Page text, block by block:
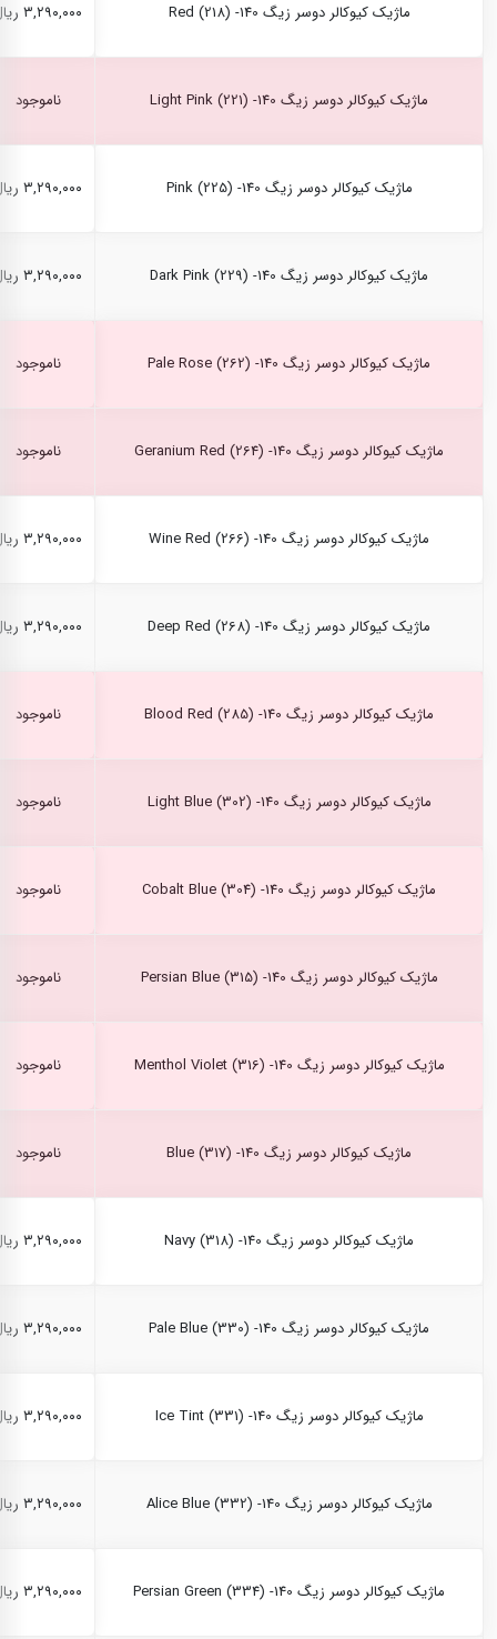
ماژیک کیوکالر دوسر زیگ Red (218) -140 ۳,۲۹۰,۰۰۰ ریال
ماژیک کیوکالر دوسر زیگ Light Pink (221) -140 ناموجود
ماژیک کیوکالر دوسر زیگ Pink (225) -140 ۳,۲۹۰,۰۰۰ ریال
ماژیک کیوکالر دوسر زیگ Dark Pink (229) -140 ۳,۲۹۰,۰۰۰ ریال
ماژیک کیوکالر دوسر زیگ Pale Rose (262) -140 ناموجود
ماژیک کیوکالر دوسر زیگ Geranium Red (264) -140 ناموجود
ماژیک کیوکالر دوسر زیگ Wine Red (266) -140 ۳,۲۹۰,۰۰۰ ریال
ماژیک کیوکالر دوسر زیگ Deep Red (268) -140 ۳,۲۹۰,۰۰۰ ریال
ماژیک کیوکالر دوسر زیگ Blood Red (285) -140 ناموجود
ماژیک کیوکالر دوسر زیگ Light Blue (302) -140 ناموجود
ماژیک کیوکالر دوسر زیگ Cobalt Blue (304) -140 ناموجود
ماژیک کیوکالر دوسر زیگ Persian Blue (315) -140 ناموجود
ماژیک کیوکالر دوسر زیگ Menthol Violet (316) -140 ناموجود
ماژیک کیوکالر دوسر زیگ Blue (317) -140 ناموجود
ماژیک کیوکالر دوسر زیگ Navy (318) -140 ۳,۲۹۰,۰۰۰ ریال
ماژیک کیوکالر دوسر زیگ Pale Blue (330) -140 ۳,۲۹۰,۰۰۰ ریال
ماژیک کیوکالر دوسر زیگ Ice Tint (331) -140 ۳,۲۹۰,۰۰۰ ریال
ماژیک کیوکالر دوسر زیگ Alice Blue (332) -140 ۳,۲۹۰,۰۰۰ ریال
ماژیک کیوکالر دوسر زیگ Persian Green (334) -140 ۳,۲۹۰,۰۰۰ ریال